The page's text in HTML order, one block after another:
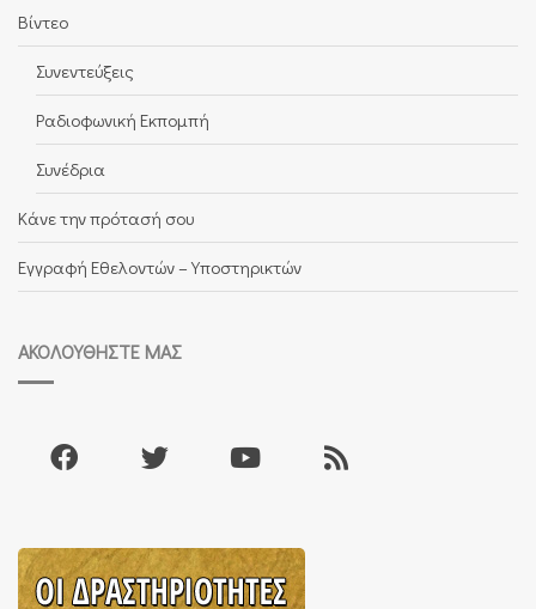
Βίντεο
Συνεντεύξεις
Ραδιοφωνική Εκπομπή
Συνέδρια
Κάνε την πρότασή σου
Εγγραφή Εθελοντών – Υποστηρικτών
ΑΚΟΛΟΥΘΉΣΤΕ ΜΑΣ